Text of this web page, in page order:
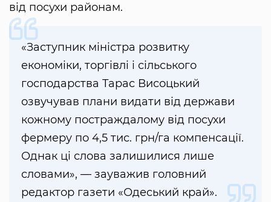
від посухи районам.
«Заступник міністра розвитку
економіки, торгівлі і сільського
господарства Тарас Висоцький
озвучував плани видати від держави
кожному постраждалому від посухи
фермеру по 4,5 тис. грн/га компенсації.
Однак ці слова залишилися лише
словами», — зауважив головний
редактор газети «Одеський край».